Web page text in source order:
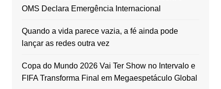
OMS Declara Emergência Internacional
Quando a vida parece vazia, a fé ainda pode
lançar as redes outra vez
Copa do Mundo 2026 Vai Ter Show no Intervalo e
FIFA Transforma Final em Megaespetáculo Global